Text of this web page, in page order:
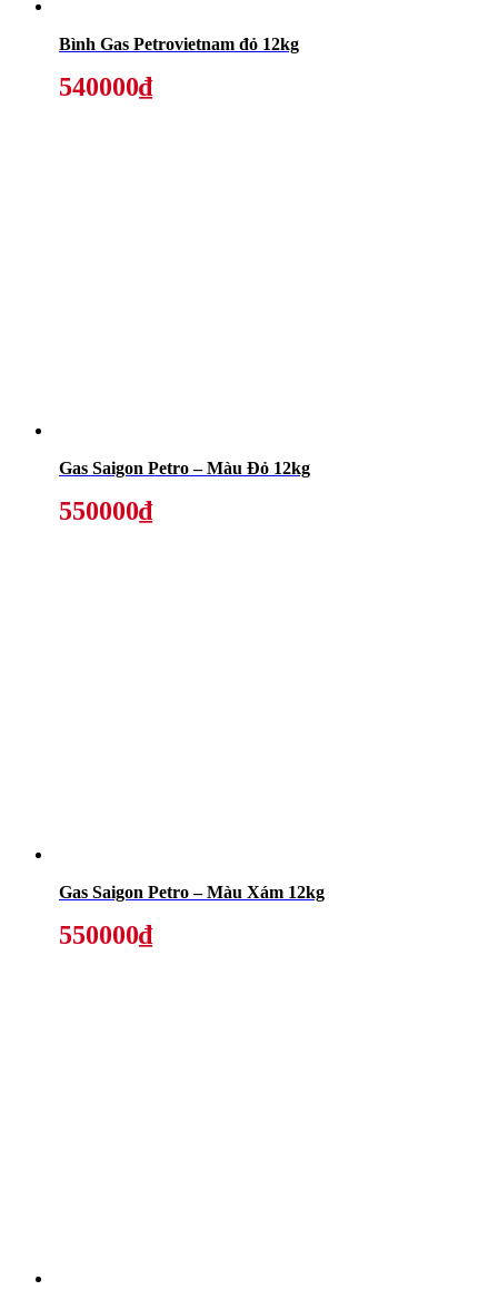
Bình Gas Petrovietnam đỏ 12kg
540000₫
Gas Saigon Petro – Màu Đỏ 12kg
550000₫
Gas Saigon Petro – Màu Xám 12kg
550000₫